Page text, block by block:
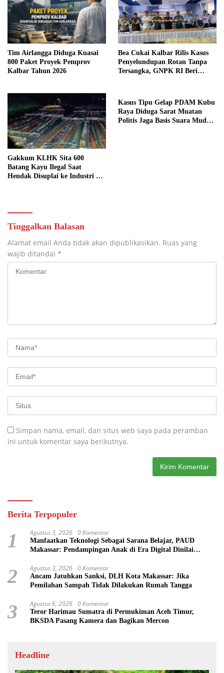
Tim Airlangga Diduga Kuasai
800 Paket Proyek Pemprov
Kalbar Tahun 2026
Bea Cukai Kalbar Rilis Kasus
Penyelundupan Rotan Tanpa
Tersangka, GNPK RI Beri
Gakkum KLHK Sita 600
Batang Kayu Ilegal Saat
Hendak Disuplai ke Industri di
Kasus Tipu Gelap PDAM Kubu
Raya Diduga Sarat Muatan
Politis Jaga Basis Suara Muda
Tinggalkan Balasan
Alamat email Anda tidak akan dipublikasikan. Ruas yang
wajib ditandai *
Simpan nama, email, dan situs web saya pada peramban
ini untuk komentar saya berikutnya.
Berita Terpopuler
1 Agustus 3, 2026 0 Komentar
Manfaatkan Teknologi Sebagai Sarana Belajar, PAUD
Makassar: Pendampingan Anak di Era Digital Dinilai
2 Agustus 3, 2026 0 Komentar
Ancam Jatuhkan Sanksi, DLH Kota Makassar: Jika
Pemilahan Sampah Tidak Dilakukan Rumah Tangga
3 Agustus 6, 2026 0 Komentar
Teror Harimau Sumatra di Permukiman Aceh Timur,
BKSDA Pasang Kamera dan Bagikan Mercon
Headline